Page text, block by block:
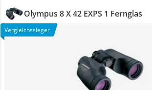
Olympus 8 X 42 EXPS 1 Fernglas
Vergleichssieger